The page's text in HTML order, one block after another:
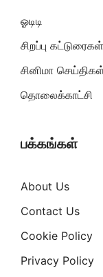
ஓடிடி
சிறப்பு கட்டுரைகள்
சினிமா
தொலைக்காட்சி
பக்கங்கள்
About Us
Contact Us
Cookie Policy
Privacy Policy